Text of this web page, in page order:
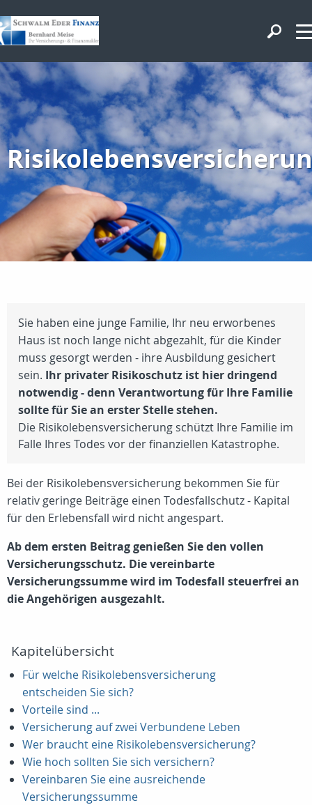
Sie haben eine junge Familie, Ihr neu erworbenes
Haus ist noch lange nicht abgezahlt, für die Kinder
muss gesorgt werden - ihre Ausbildung gesichert
sein. Ihr privater Risikoschutz ist hier dringend
notwendig - denn Verantwortung für Ihre Familie
sollte für Sie an erster Stelle stehen.
Die Risikolebensversicherung schützt Ihre Familie im
Falle Ihres Todes vor der finanziellen Katastrophe.
Bei der Risikolebensversicherung bekommen Sie für
relativ geringe Beiträge einen Todesfallschutz - Kapital
für den Erlebensfall wird nicht angespart.
Ab dem ersten Beitrag genießen Sie den vollen
Versicherungsschutz. Die vereinbarte
Versicherungssumme wird im Todesfall steuerfrei an
die Angehörigen ausgezahlt.
Kapitelübersicht
Für welche Risikolebensversicherung
entscheiden Sie sich?
Vorteile sind ...
Versicherung auf zwei Verbundene Leben
Wer braucht eine Risikolebensversicherung?
Wie hoch sollten Sie sich versichern?
Vereinbaren Sie eine ausreichende
Versicherungssumme